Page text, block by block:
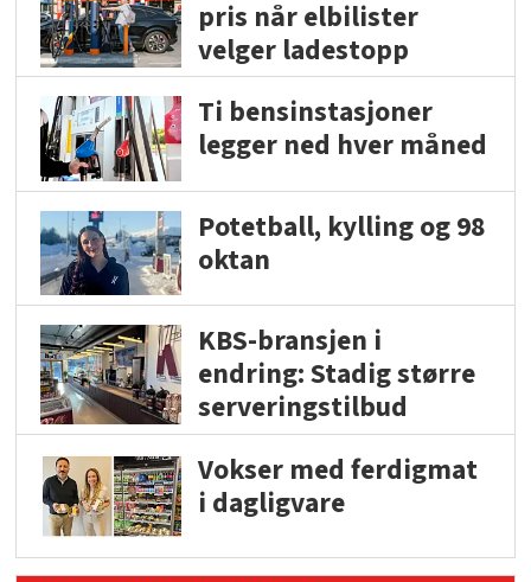
pris når elbilister
velger ladestopp
Ti bensinstasjoner
legger ned hver måned
Potetball, kylling og 98
oktan
KBS-bransjen i
endring: Stadig større
serveringstilbud
Vokser med ferdigmat
i dagligvare